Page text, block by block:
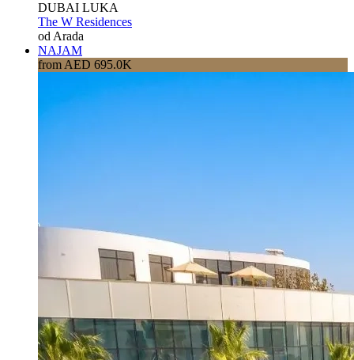
DUBAI LUKA
The W Residences
od Arada
NAJAM
from AED 695.0K